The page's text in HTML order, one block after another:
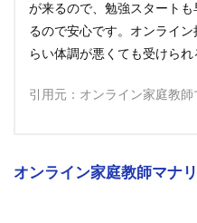
が来るので、勉強スタート
るので安心です。オンライ
らい体調が悪くても受けられ
引用元：オンライン家庭教
オンライン家庭教師マナ